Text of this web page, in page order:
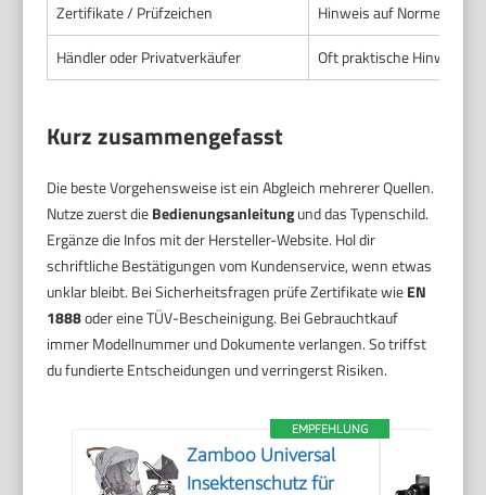
Zertifikate / Prüfzeichen
Hinweis auf Normen wie
Händler oder Privatverkäufer
Oft praktische Hinweise
Kurz zusammengefasst
Die beste Vorgehensweise ist ein Abgleich mehrerer Quellen.
Nutze zuerst dieBedienungsanleitungund das Typenschild.
Ergänze die Infos mit der Hersteller-Website. Hol dir
schriftliche Bestätigungen vom Kundenservice, wenn etwas
unklar bleibt. Bei Sicherheitsfragen prüfe Zertifikate wieEN
1888oder eine TÜV-Bescheinigung. Bei Gebrauchtkauf
immer Modellnummer und Dokumente verlangen. So triffst
du fundierte Entscheidungen und verringerst Risiken.
EMPFEHLUNG
Zamboo Universal
Insektenschutz für